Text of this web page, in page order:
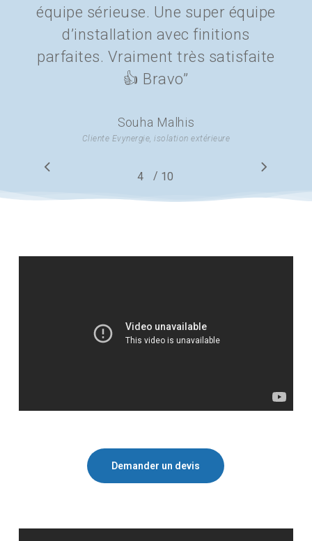
équipe sérieuse. Une super équipe
d’installation avec finitions
parfaites. Vraiment très satisfaite
👍 Bravo”
Souha Malhis
Cliente Evynergie, isolation extérieure
4 5 6
/ 10
Demander un devis